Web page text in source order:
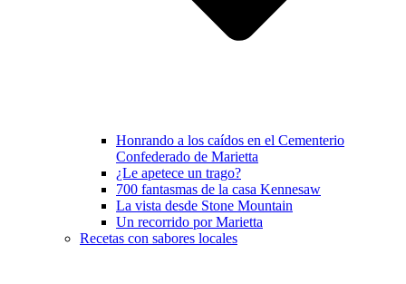
Honrando a los caídos en el Cementerio
Confederado de Marietta
¿Le apetece un trago?
700 fantasmas de la casa Kennesaw
La vista desde Stone Mountain
Un recorrido por Marietta
Recetas con sabores locales